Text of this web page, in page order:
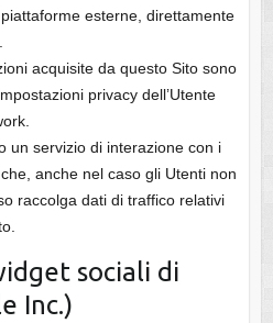
esterne, direttamente
acquisite da questo Sito sono
privacy dell’Utente
un servizio di interazione con i
anche nel caso gli Utenti non
raccolga dati di traffico relativi
sociali di
Inc.)